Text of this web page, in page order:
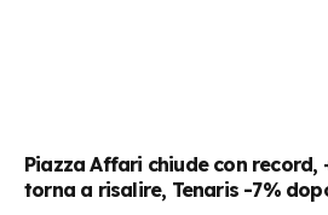
Piazza Affari chiude con
torna a risalire, Tenaris -7%